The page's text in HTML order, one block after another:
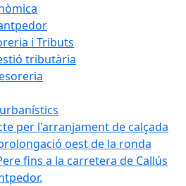
i Tributs
tributària
per l'arranjament de calçada
oest de la ronda
fins a la carretera de Callús